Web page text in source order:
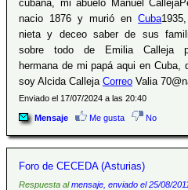
cubana, mi abuelo Manuel
nacio 1876 y murió enCuba
nieta y deceo saber de sus
sobre todo de Emilia Calleja
hermana de mi papá aqui en Cuba,
soy Alcida Calleja Correo Valia
Enviado el 17/07/2024 a las 20:40
Mensaje Me gusta No
Foro de CECEDA (Asturias)
Respuesta almensaje, enviado el 25/08/